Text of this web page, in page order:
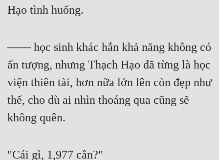
Hạo tình huống.
—— học sinh khác hắn khả năng không có
ấn tượng, nhưng Thạch Hạo đã từng là học
viện thiên tài, hơn nữa lớn lên còn đẹp như
thế, cho dù ai nhìn thoáng qua cũng sẽ
không quên.
"Cái gì, 1,977 cân?"